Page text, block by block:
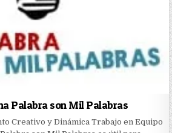
Palabra son Mil Palabras
Creativo y Dinámica Trabajo en Equipo